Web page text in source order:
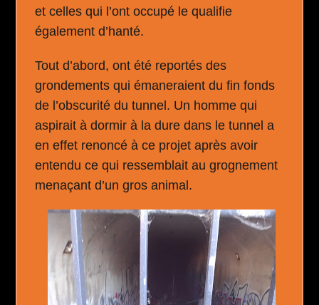
et celles qui l’ont occupé le qualifie
également d’hanté.
Tout d’abord, ont été reportés des
grondements qui émaneraient du fin fonds
de l’obscurité du tunnel. Un homme qui
aspirait à dormir à la dure dans le tunnel a
en effet renoncé à ce projet après avoir
entendu ce qui ressemblait au grognement
menaçant d’un gros animal.